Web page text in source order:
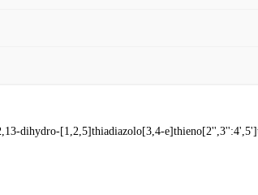
dihydro-[1,2,5]thiadiazolo[3,4-